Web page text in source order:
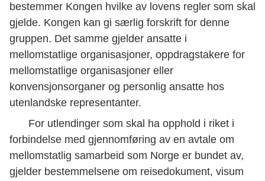
bestemmer Kongen hvilke av lovens regler som skal
gjelde. Kongen kan gi særlig forskrift for denne
gruppen. Det samme gjelder ansatte i
mellomstatlige organisasjoner, oppdragstakere for
mellomstatlige organisasjoner eller
konvensjonsorganer og personlig ansatte hos
utenlandske representanter.
For utlendinger som skal ha opphold i riket i
forbindelse med gjennomføring av en avtale om
mellomstatlig samarbeid som Norge er bundet av,
gjelder bestemmelsene om reisedokument, visum